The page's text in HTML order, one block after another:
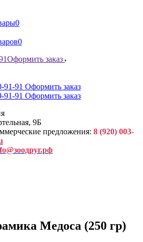
0
0
Оформить заказ
91-91 Оформить заказ
91-91 Оформить заказ
9Б
предложения: 8 (920) 003-
Медоса (250 гр)